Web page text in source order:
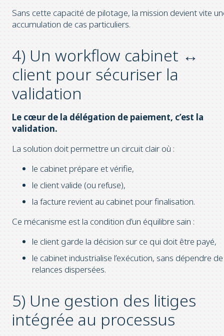
Sans cette capacité de pilotage, la mission devient vite
accumulation de cas particuliers.
4) Un workflow cabinet ↔
client pour sécuriser la
validation
Le cœur de la délégation de paiement, c’est la
validation.
La solution doit permettre un circuit clair où :
le cabinet prépare et vérifie,
le client valide (ou refuse),
la facture revient au cabinet pour finalisation.
Ce mécanisme est la condition d’un équilibre sain :
le client garde la décision sur ce qui doit être payé,
le cabinet industrialise l’exécution, sans dépendre de
relances dispersées.
5) Une gestion des litiges
intégrée au processus